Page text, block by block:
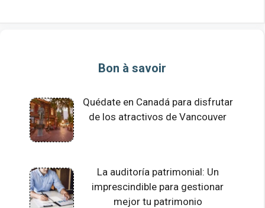
Bon à savoir
Quédate en Canadá para disfrutar
de los atractivos de Vancouver
La auditoría patrimonial: Un
imprescindible para gestionar
mejor tu patrimonio